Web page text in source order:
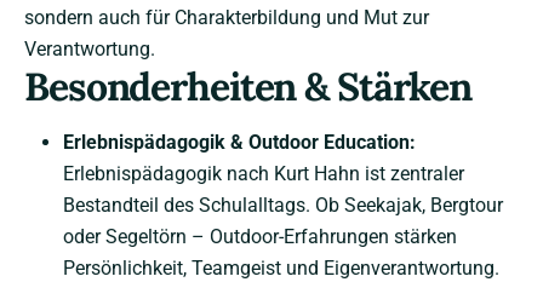
sondern auch für Charakterbildung und Mut zur
Verantwortung.
Besonderheiten & Stärken
Erlebnispädagogik & Outdoor Education:
Erlebnispädagogik nach Kurt Hahn ist zentraler
Bestandteil des Schulalltags. Ob Seekajak, Bergtour
oder Segeltörn – Outdoor-Erfahrungen stärken
Persönlichkeit, Teamgeist und Eigenverantwortung.